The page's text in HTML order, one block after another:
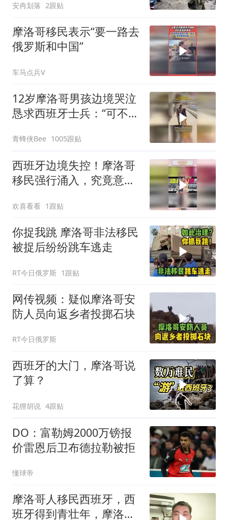
安冉划落 2跟贴
摩洛哥移民表示“要一路去
俄罗斯和中国”
车马点兵V
12岁摩洛哥男孩边境哭泣
恳求西班牙士兵：“可不可
青蜂侠Bee 1005跟贴
西班牙边境失控！摩洛哥
移民强行涌入，究竟意欲
欢喜看看 1跟贴
你捉我跳 摩洛哥非法移民
被捉后纷纷跳车逃走
RT今日俄罗斯 1跟贴
网传视频：疑似摩洛哥安
防人员向返乡者投掷石块
RT今日俄罗斯
西班牙的大门，摩洛哥说
了算？
花狸胡说 4跟贴
DO：富勒姆2000万镑报
价雷恩后卫布德拉勒被拒
懂球帝
摩洛哥人移民西班牙，西
班牙得到青壮年，摩洛哥